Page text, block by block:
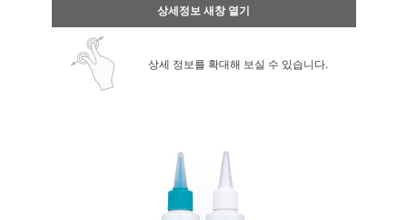
상세정보 새창 열기
상세 정보를 확대해 보실 수 있습니다.